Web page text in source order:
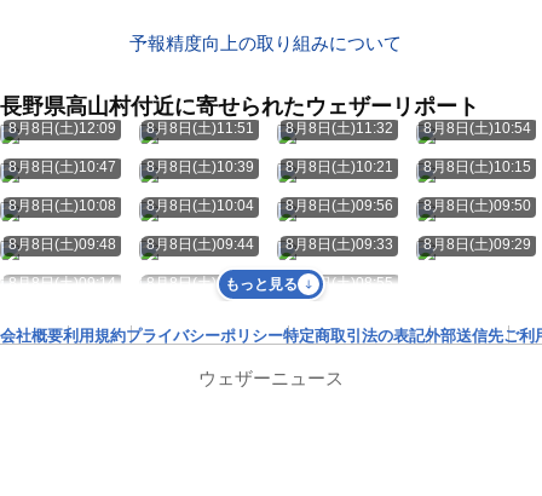
予報精度向上の取り組みについて
長野県高山村付近に寄せられたウェザーリポート
8月8日(土)12:09 8月8日(土)11:51 8月8日(土)11:32 8月8日(土)10:54
8月8日(土)10:47 8月8日(土)10:39 8月8日(土)10:21 8月8日(土)10:15
8月8日(土)10:08 8月8日(土)10:04 8月8日(土)09:56 8月8日(土)09:50
8月8日(土)09:48 8月8日(土)09:44 8月8日(土)09:33 8月8日(土)09:29
8月8日(土)09:14 8月8日(土)09:07 8月8日(土)08:55
もっと見る
会社概要利用規約プライバシーポリシー特定商取引法の表記外部送信先ご利
ウェザーニュース